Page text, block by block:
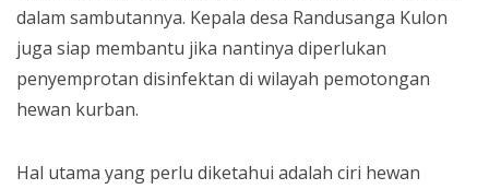
dalam sambutannya. Kepala desa Randusanga Kulon
juga siap membantu jika nantinya diperlukan
penyemprotan disinfektan di wilayah pemotongan
hewan kurban.
Hal utama yang perlu diketahui adalah ciri hewan